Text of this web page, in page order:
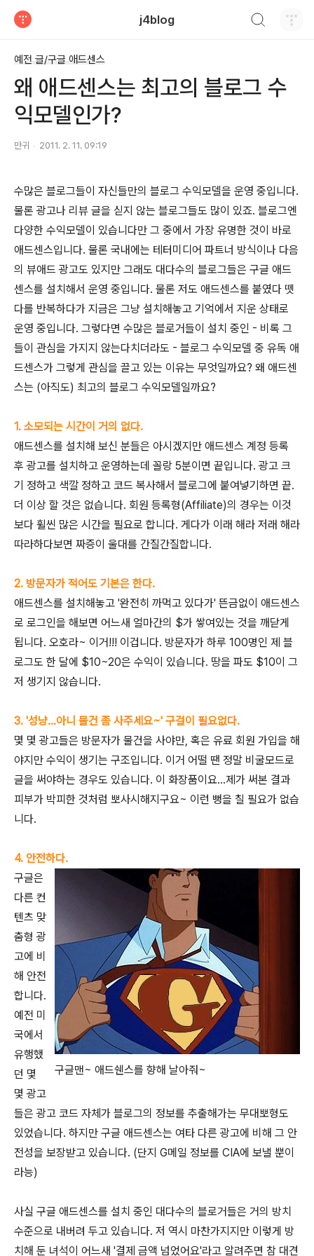
j4blog
예전 글/구글 애드센스
왜 애드센스는 최고의 블로그 수
익모델인가?
만귀 2011. 2. 11. 09:19
수많은 블로그들이 자신들만의 블로그 수익모델을 운영 중입니다.
물론 광고나 리뷰 글을 싣지 않는 블로그들도 많이 있죠. 블로그엔
다양한 수익모델이 있습니다만 그 중에서 가장 유명한 것이 바로
애드센스입니다. 물론 국내에는 테터미디어 파트너 방식이나 다음
의 뷰애드 광고도 있지만 그래도 대다수의 블로그들은 구글 애드
센스를 설치해서 운영 중입니다. 물론 저도 애드센스를 붙였다 뗏
다를 반복하다가 지금은 그냥 설치해놓고 기억에서 지운 상태로
운영 중입니다. 그렇다면 수많은 블로거들이 설치 중인 - 비록 그
들이 관심을 가지지 않는다치더라도 - 블로그 수익모델 중 유독 애
드센스가 그렇게 관심을 끌고 있는 이유는 무엇일까요? 왜 애드센
스는 (아직도) 최고의 블로그 수익모델일까요?
1. 소모되는 시간이 거의 없다.
애드센스를 설치해 보신 분들은 아시겠지만 애드센스 계정 등록
후 광고를 설치하고 운영하는데 꼴랑 5분이면 끝입니다. 광고 크
기 정하고 색깔 정하고 코드 복사해서 블로그에 붙여넣기하면 끝.
더 이상 할 것은 없습니다. 회원 등록형(Affiliate)의 경우는 이것
보다 휠씬 많은 시간을 필요로 합니다. 게다가 이래 해라 저래 해라
따라하다보면 짜증이 울대를 간질간질합니다.
2. 방문자가 적어도 기본은 한다.
애드센스를 설치해놓고 '완전히 까먹고 있다가' 뜬금없이 애드센스
로 로그인을 해보면 어느새 얼마간의 $가 쌓여있는 것을 깨닫게
됩니다. 오호라~ 이거!!! 이겁니다. 방문자가 하루 100명인 제 블
로그도 한 달에 $10~20은 수익이 있습니다. 땅을 파도 $10이 그
저 생기지 않습니다.
3. '성냥...아니 물건 좀 사주세요~' 구걸이 필요없다.
몇 몇 광고들은 방문자가 물건을 사야만, 혹은 유료 회원 가입을 해
야지만 수익이 생기는 구조입니다. 이거 어떨 땐 정말 비굴모드로
글을 써야하는 경우도 있습니다. 이 화장품이요...제가 써본 결과
피부가 박피한 것처럼 뽀사시해지구요~ 이런 뻥을 칠 필요가 없습
니다.
4. 안전하다.
구글맨~ 애드쉔스를 향해 날아줘~
구글은
다른 컨
텐츠 맞
춤형 광
고에 비
해 안전
합니다.
예전 미
국에서
유행했
던 몇
몇 광고
들은 광고 코드 자체가 블로그의 정보를 추출해가는 무대뽀형도
있었습니다. 하지만 구글 애드센스는 여타 다른 광고에 비해 그 안
전성을 보장받고 있습니다. (단지 G메일 정보를 CIA에 보낼 뿐이
라능)
사실 구글 애드센스를 설치 중인 대다수의 블로거들은 거의 방치
수준으로 내버려 두고 있습니다. 저 역시 마찬가지지만 이렇게 방
치해 둔 녀석이 어느새 '결제 금액 넘었어요'라고 알려주면 참 대견